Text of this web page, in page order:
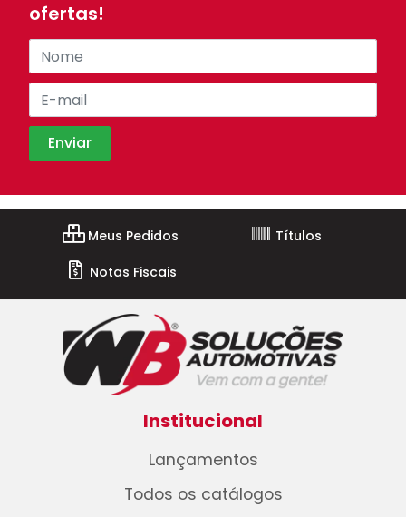
ofertas!
Meus Pedidos
Títulos
Notas Fiscais
Institucional
Lançamentos
Todos os catálogos